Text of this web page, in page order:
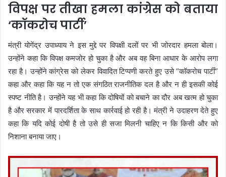
विपक्ष पर तीखा हमला कांग्रेस को बताया
‘कॉकरोच पार्टी’
मंत्री योगेंद्र उपाध्याय ने इस मुद्दे पर विपक्षी दलों पर भी जोरदार हमला बोला।
उन्होंने कहा कि विपक्ष कमजोर हो चुका है और अब वह बिना आधार के आरोप लगा
रहा है। उन्होंने कांग्रेस को लेकर विवादित टिप्पणी करते हुए उसे “कॉकरोच पार्टी”
कहा और कहा कि यह न तो एक संगठित राजनीतिक दल है और न ही इसकी कोई
स्पष्ट नीति है। उन्होंने यह भी कहा कि दोषियों को बचाने का दौर अब खत्म हो चुका
है और सरकार में पारदर्शिता के साथ कार्रवाई हो रही है। मंत्री ने उदाहरण देते हुए
कहा कि यदि कोई दोषी है तो उसे ही सजा मिलनी चाहिए न कि किसी और को
निशाना बनाया जाए।